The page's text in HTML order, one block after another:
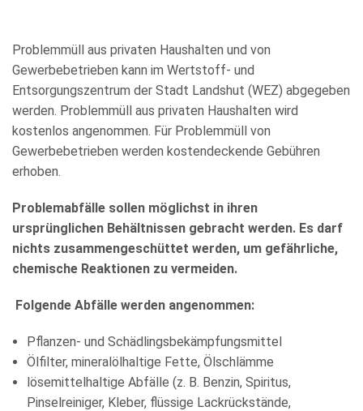
Problemmüll aus privaten Haushalten und von
Gewerbebetrieben kann im Wertstoff- und
Entsorgungszentrum der Stadt Landshut (WEZ) abgegeben
werden. Problemmüll aus privaten Haushalten wird
kostenlos angenommen. Für Problemmüll von
Gewerbebetrieben werden kostendeckende Gebühren
erhoben.
Problemabfälle sollen möglichst in ihren
ursprünglichen Behältnissen gebracht werden. Es darf
nichts zusammengeschüttet werden, um gefährliche,
chemische Reaktionen zu vermeiden.
Folgende Abfälle werden angenommen:
Pflanzen- und Schädlingsbekämpfungsmittel
Ölfilter, mineralölhaltige Fette, Ölschlämme
lösemittelhaltige Abfälle (z. B. Benzin, Spiritus,
Pinselreiniger, Kleber, flüssige Lackrückstände,